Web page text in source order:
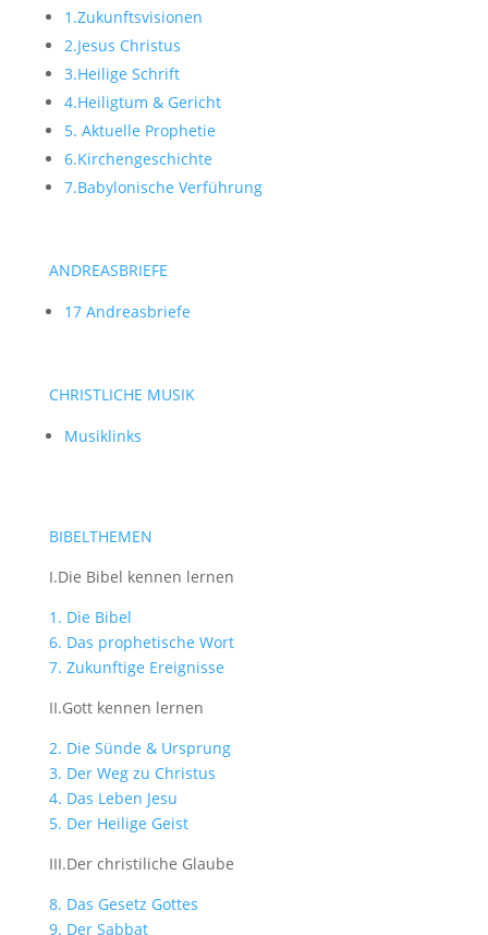
1.Zukunftsvisionen
2.Jesus Christus
3.Heilige Schrift
4.Heiligtum & Gericht
5. Aktuelle Prophetie
6.Kirchengeschichte
7.Babylonische Verführung
ANDREASBRIEFE
17 Andreasbriefe
CHRISTLICHE MUSIK
Musiklinks
BIBELTHEMEN
I.Die Bibel kennen lernen
1. Die Bibel
6. Das prophetische Wort
7. Zukunftige Ereignisse
II.Gott kennen lernen
2. Die Sünde & Ursprung
3. Der Weg zu Christus
4. Das Leben Jesu
5. Der Heilige Geist
III.Der christiliche Glaube
8. Das Gesetz Gottes
9. Der Sabbat